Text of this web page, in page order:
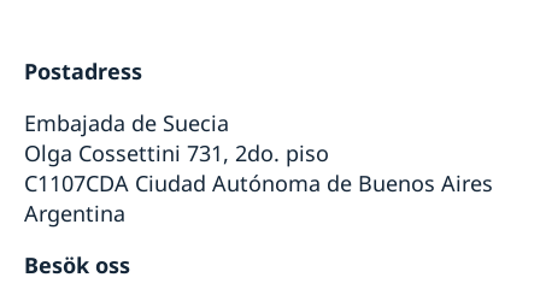
Team Sweden
Svenska företag i Argentina
Svenska företag i Paraguay
Svenska företag i Uruguay
Anmäl handelshinder
Nyheter
Postadress
Embajada de Suecia
Olga Cossettini 731, 2do. piso
C1107CDA Ciudad Autónoma de Buenos Aires
Argentina
Besök oss